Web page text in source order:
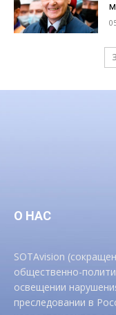
О НАС
SOTAvision
общественно-
освещении
преследовании в